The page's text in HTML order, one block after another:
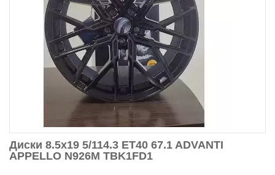
Диски 8.5x19 5/114.3 ET40 67.1 ADVANTI
APPELLO N926M TBK1FD1